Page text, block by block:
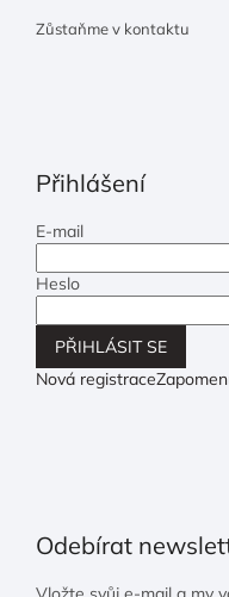
Zůstaňme v kontaktu
Přihlášení
E-mail
Heslo
PŘIHLÁSIT SE
Nová registrace
Odebírat